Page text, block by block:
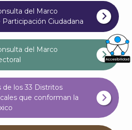
del Marco
Ciudadana
del Marco
de los 33 Distritos
que conforman la